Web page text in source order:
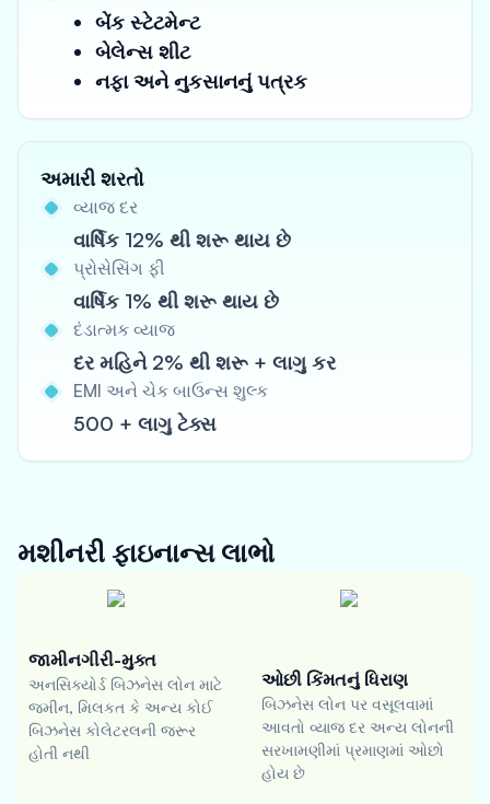
બેંક સ્ટેટમેન્ટ
બેલેન્સ શીટ
નફા અને નુકસાનનું પત્રક
અમારી શરતો
વ્યાજ દર
વાર્ષિક 12% થી શરૂ થાય છે
પ્રોસેસિંગ ફી
વાર્ષિક 1% થી શરૂ થાય છે
દંડાત્મક વ્યાજ
દર મહિને 2% થી શરૂ + લાગુ કર
EMI અને ચેક બાઉન્સ શુલ્ક
500 + લાગુ ટેક્સ
મશીનરી ફાઇનાન્સ લાભો
જામીનગીરી-મુક્ત
અનસિક્યોર્ડ બિઝનેસ લોન માટે
જમીન, મિલકત કે અન્ય કોઈ
બિઝનેસ કોલેટરલની જરૂર
હોતી નથી
ઓછી કિંમતનું ધિરાણ
બિઝનેસ લોન પર વસૂલવામાં
આવતો વ્યાજ દર અન્ય લોનની
સરખામણીમાં પ્રમાણમાં ઓછો
હોય છે